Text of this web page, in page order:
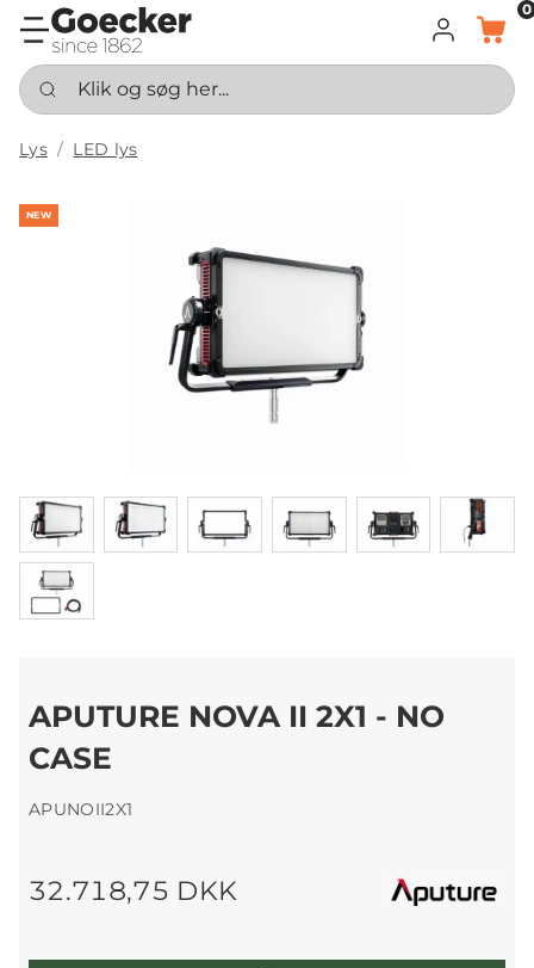
LOG INDKURV
0
Klik og søg her...
Lys LED lys
NEW
APUTURE NOVA II 2X1 - NO
CASE
APUNOII2X1
32.718,75 DKK